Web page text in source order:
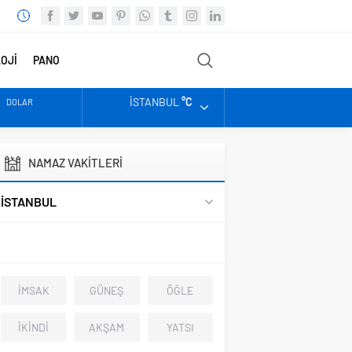
PANO
DOLAR
ALTIN
İSTANBUL °C
NAMAZ VAKİTLERİ
İSTANBUL
İMSAK GÜNEŞ ÖĞLE
İKİNDİ AKŞAM YATSI